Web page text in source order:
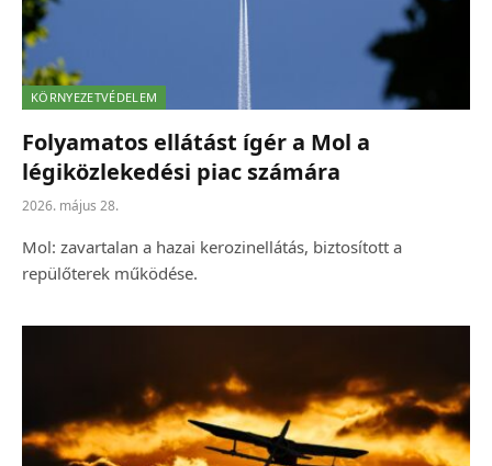
KÖRNYEZETVÉDELEM
Folyamatos ellátást ígér a Mol a
légiközlekedési piac számára
2026. május 28.
Mol: zavartalan a hazai kerozinellátás, biztosított a
repülőterek működése.